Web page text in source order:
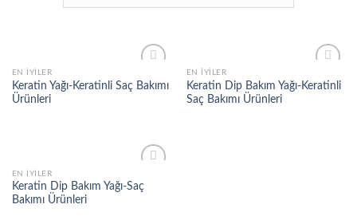
Add to
wishlist
EN İYILER
Keratin Yağı-Keratinli Saç Bakımı
Ürünleri
Add to
wishlist
EN İYILER
Keratin Dip Bakım Yağı-Keratinli
Saç Bakımı Ürünleri
wishlist
EN İYILER
Keratin Dip Bakım Yağı-Saç
Bakımı Ürünleri